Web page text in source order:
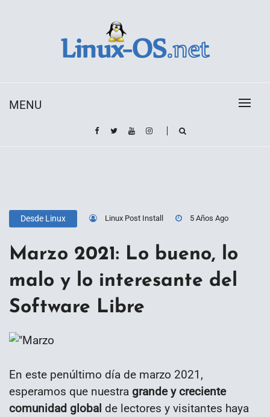
MENU
Desde Linux Linux Post Install 5 Años Ago
Marzo 2021: Lo bueno, lo
malo y lo interesante del
Software Libre
En este penúltimo día de marzo 2021,
esperamos que nuestra grande y creciente
comunidad global de lectores y visitantes haya